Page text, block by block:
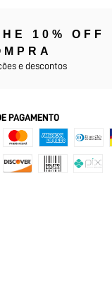
10% OFF
e descontos
PAGAMENTO